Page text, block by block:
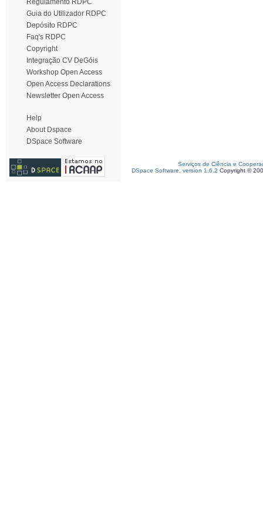
Regulamento RDPC
Guia do Utilizador RDPC
Depósito RDPC
Faq's RDPC
Copyright
Integração CV DeGóis
Workshop Open Access
Open Access Declarations
Newsletter Open Access
Help
About Dspace
DSpace Software
Serviços de Ciência e
DSpace Software, version 1.6.2 Copyright ©